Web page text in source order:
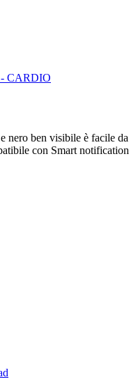
- CARDIO
ben visibile è facile
con Smart